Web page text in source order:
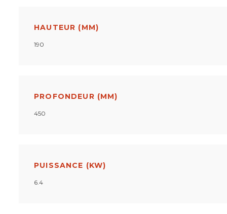
HAUTEUR (MM)
190
PROFONDEUR (MM)
450
PUISSANCE (KW)
6.4